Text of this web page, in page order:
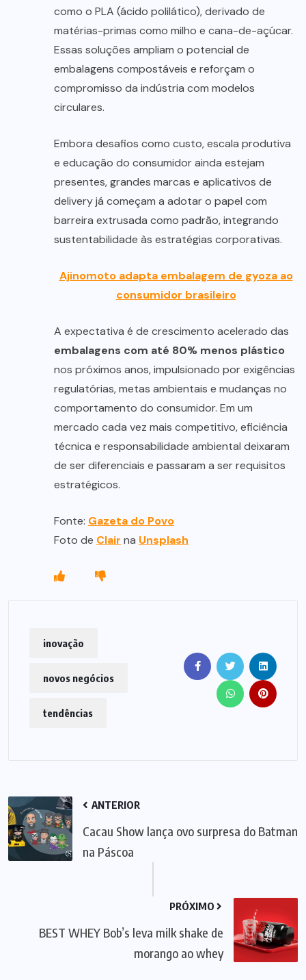
como o PLA (ácido polilático), derivado de
matérias-primas como milho e cana-de-açúcar.
Essas soluções ampliam o potencial de
embalagens compostáveis e reforçam o
compromisso da indústria com modelos
circulares.
Embora desafios como custo, escala produtiva
e educação do consumidor ainda estejam
presentes, grandes marcas e aplicativos de
delivery já começam a adotar o papel com
barreira extrusada como padrão, integrando
sustentabilidade às estratégias corporativas.
Ajinomoto adapta embalagem de gyoza ao
consumidor brasileiro
A expectativa é de crescimento acelerado das
embalagens com até 80% menos plástico
nos próximos anos, impulsionado por exigências
regulatórias, metas ambientais e mudanças no
comportamento do consumidor. Em um
mercado cada vez mais competitivo, eficiência
técnica e responsabilidade ambiental deixaram
de ser diferenciais e passaram a ser requisitos
estratégicos.
Fonte: Gazeta do Povo
Foto de Clair na Unsplash
inovação
novos negócios
tendências
ANTERIOR
Cacau Show lança ovo surpresa do Batman
na Páscoa
PRÓXIMO
BEST WHEY Bob’s leva milk shake de
morango ao whey